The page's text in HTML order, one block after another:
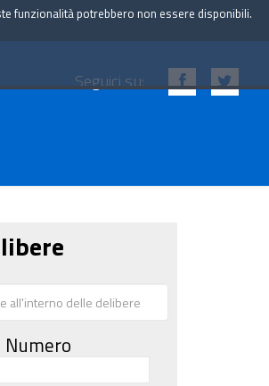
Seguici su:
Numero
funzionalità potrebbero non essere disponibili.